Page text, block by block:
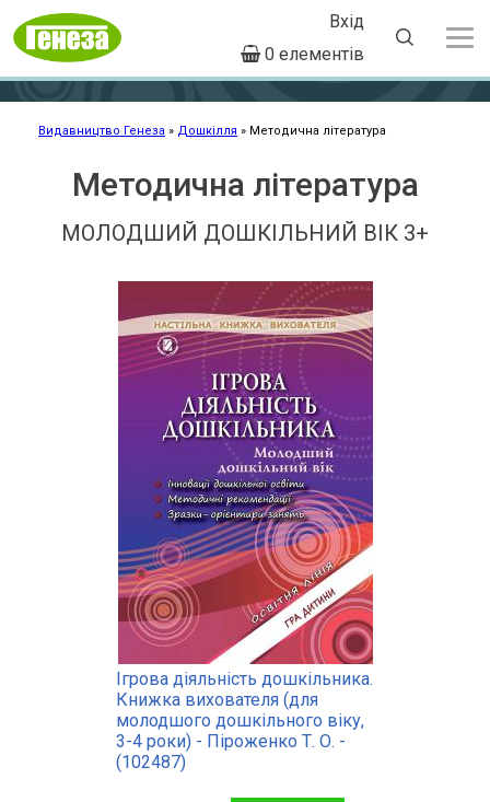
основного
User
account
menu
Вхід
0 елементів
навіґації
Видавництво Генеза Дошкілля Методична література
Методична література
МОЛОДШИЙ ДОШКІЛЬНИЙ ВІК 3+
Ігрова діяльність дошкільника.
Книжка вихователя (для
молодшого дошкільного віку,
3-4 роки) - Піроженко Т. О. -
(102487)